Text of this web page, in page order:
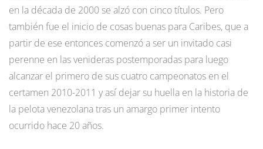
en la década de 2000 se alzó con cinco títulos. Pero
también fue el inicio de cosas buenas para Caribes, que a
partir de ese entonces comenzó a ser un invitado casi
perenne en las venideras postemporadas para luego
alcanzar el primero de sus cuatro campeonatos en el
certamen 2010-2011 y así dejar su huella en la historia de
la pelota venezolana tras un amargo primer intento
ocurrido hace 20 años.